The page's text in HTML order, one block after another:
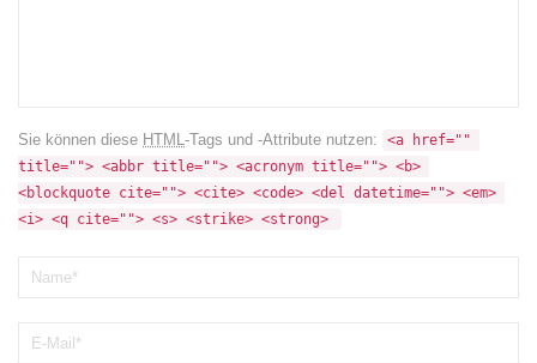
Sie können diese HTML-Tags und -Attribute nutzen:
<a href=""
title=""> <abbr title=""> <acronym title=""> <b>
<blockquote cite=""> <cite> <code> <del datetime=""> <em>
<i> <q cite=""> <s> <strike> <strong>